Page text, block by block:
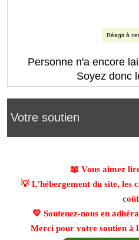
Votre soutien
📖 Vous aimez
💡 L’hébergement du site, les
💛 Soutenez-nous en
Merci pour votre soutien à
Réagir à
Personne n'a encore
Soyez donc